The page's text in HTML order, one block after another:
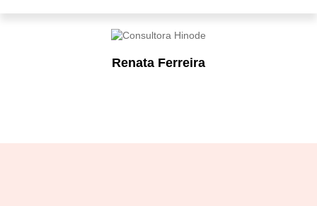
Renata Ferreira